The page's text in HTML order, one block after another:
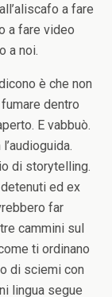
a fare
a fare video
a noi.
è che non
dentro
E vabbuò.
di storytelling.
ed ex
far
cammini sul
ti ordinano
di sciemi con
lingua segue